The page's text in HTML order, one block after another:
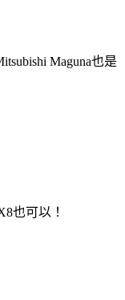
Maguna也是
也可以！